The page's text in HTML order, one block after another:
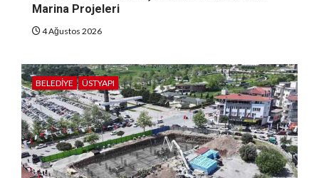
Marina Projeleri
4 Ağustos 2026
BELEDIYE ÜSTYAPI